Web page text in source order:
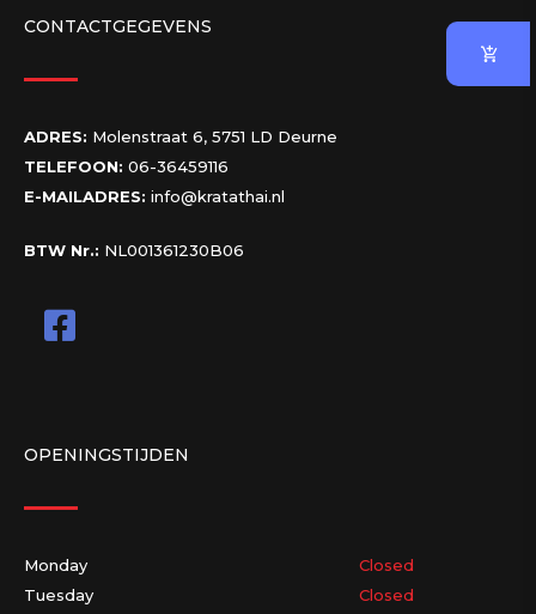
CONTACTGEGEVENS
ADRES: Molenstraat 6, 5751 LD Deurne
TELEFOON: 06-36459116
E-MAILADRES: info@kratathai.nl
BTW Nr.: NL001361230B06
OPENINGSTIJDEN
Monday
Closed
Tuesday
Closed